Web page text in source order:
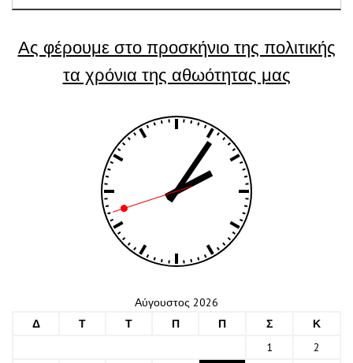
Ας φέρουμε στο προσκήνιο της πολιτικής
τα χρόνια της αθωότητας μας
Αύγουστος 2026
Δ
Τ Τ Π Π Σ
Κ
1
2